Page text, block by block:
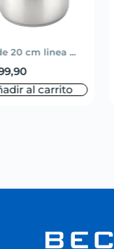
20 cm linea ...
al carrito